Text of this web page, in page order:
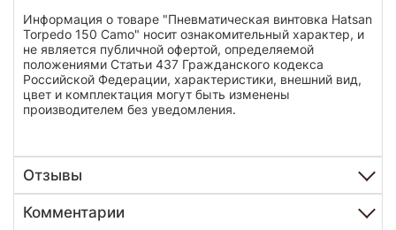
Информация о товаре "Пневматическая винтовка Hatsan
Torpedo 150 Camo" носит ознакомительный характер, и
не является публичной офертой, определяемой
положениями Статьи 437 Гражданского кодекса
Российской Федерации, характеристики, внешний вид,
цвет и комплектация могут быть изменены
производителем без уведомления.
Отзывы
Комментарии